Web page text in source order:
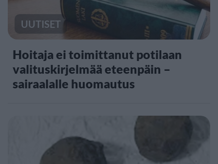
UUTISET
Hoitaja ei toimittanut potilaan
valituskirjelmää eteenpäin –
sairaalalle huomautus